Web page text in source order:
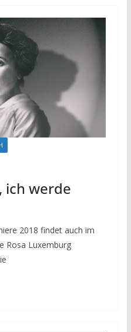
ich werde
2018 findet auch im
Rosa Luxemburg